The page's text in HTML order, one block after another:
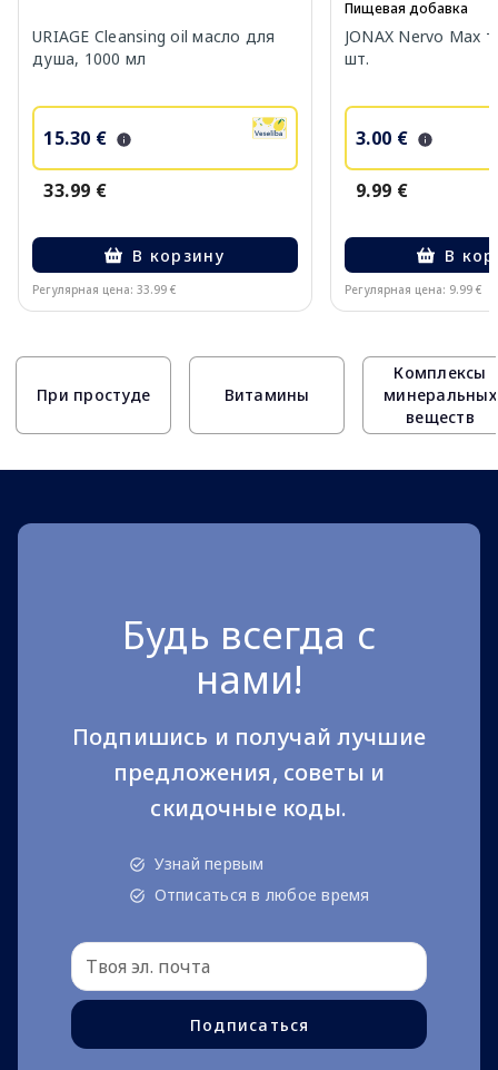
URIAGE Cleansing oil масло для
душа, 1000 мл
15.30 €
33.99 €
В корзину
Регулярная цена: 33.99 €
Пищевая добавка
JONAX Nervo Max
шт.
3.00 €
9.99 €
В
Регулярная цена: 9.99 €
При простуде Витамины
Комплексы
минеральных
веществ
Будь всегда с
нами!
Подпишись и получай лучшие
предложения, советы и
скидочные коды.
Узнай первым
Отписаться в любое время
Подписаться